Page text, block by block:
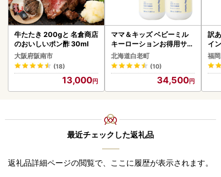
牛たたき 200gと 名倉商店
のおいしいポン酢 30ml
大阪府阪南市
(18)
13,000
ママ＆キッズ ベビーミル
キーローションお得用サイ
ズ 380ml 2本セット CH21
0
北海道白老町
(10)
34,500
訳
イ
福
最近チェックした返礼品
返礼品詳細ページの閲覧で、ここに履歴が表示されます。